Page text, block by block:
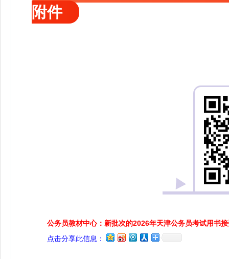
附件
公务员教材中心：新批次的2026年天津公务员考试用书
点击分享此信息：